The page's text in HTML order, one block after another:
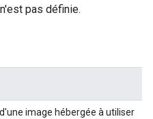
pas définie.
image hébergée à utiliser